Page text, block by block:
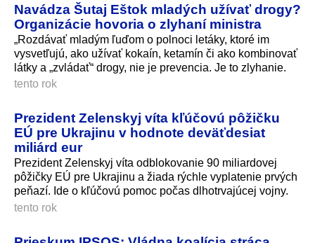
Navádza Šutaj Eštok mladých užívať drogy?
Organizácie hovoria o zlyhaní ministra
„Rozdávať mladým ľuďom o polnoci letáky, ktoré im
vysvetľujú, ako užívať kokaín, ketamín či ako kombinovať
látky a „zvládať“ drogy, nie je prevencia. Je to zlyhanie.
tento rok
Prezident Zelenskyj víta kľúčovú pôžičku
EÚ pre Ukrajinu v hodnote deväťdesiat
miliárd eur
Prezident Zelenskyj víta odblokovanie 90 miliardovej
pôžičky EÚ pre Ukrajinu a žiada rýchle vyplatenie prvých
peňazí. Ide o kľúčovú pomoc počas dlhotrvajúcej voj­ny.
tento rok